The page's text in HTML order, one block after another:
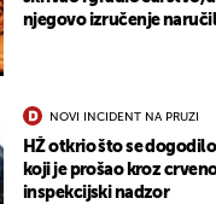
njegovo izručenje
NOVI INCIDENT NA PRUZI
HŽ otkrio što se
koji je prošao kroz
inspekcijski nadzor